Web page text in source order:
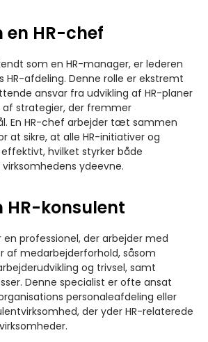
en HR-chef
som en HR-manager, er lederen
HR-afdeling. Denne rolle er ekstremt
ansvar fra udvikling af HR-planer
strategier, der fremmer
En HR-chef arbejder tæt sammen
at sikre, at alle HR-initiativer og
hvilket styrker både
ydeevne.
HR-konsulent
en professionel, der arbejder med
af medarbejderforhold, såsom
og trivsel, samt
Denne specialist er ofte ansat
personaleafdeling eller
der yder HR-relaterede